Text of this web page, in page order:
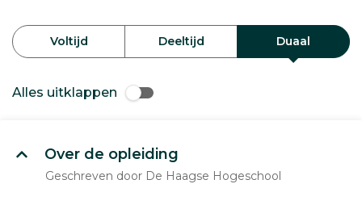
Voltijd Deeltijd Duaal
Alles uitklappen
Over de opleiding
Geschreven door De Haagse Hogeschool